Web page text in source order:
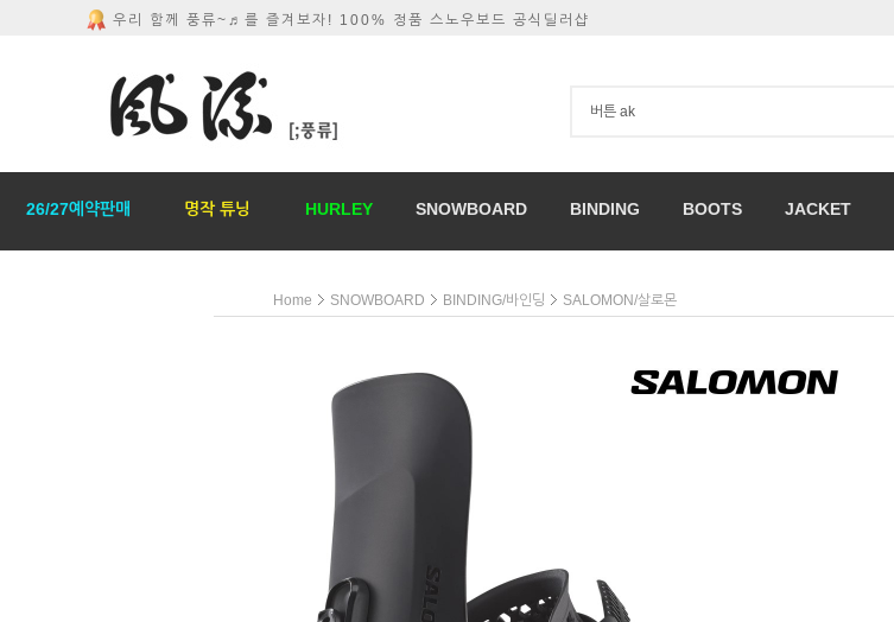
우리 함께 풍류~♬를 즐겨보자! 100% 정품 스노우보드 공식딜러샵
26/27예약판매 명작 튜닝 HURLEY SNOWBOARD BINDING BOOTS JACKET
Home SNOWBOARD BINDING/바인딩 SALOMON/살로몬